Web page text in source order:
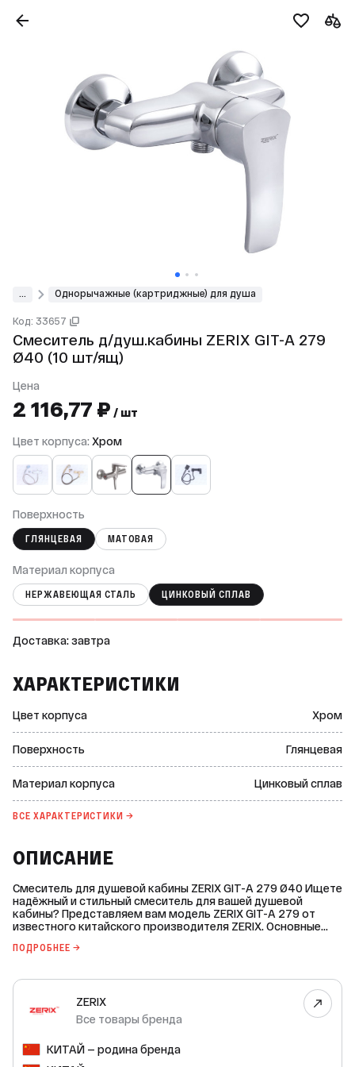
Однорычажные (картриджные) для душа
Код: 33657
Смеситель д/душ.кабины ZERIX GIT-A 279
Ø40 (10 шт/ящ)
Цена
2 116,77 ₽ / шт
Цвет корпуса: Хром
Поверхность
ГЛЯНЦЕВАЯ МАТОВАЯ
Материал корпуса
НЕРЖАВЕЮЩАЯ СТАЛЬ ЦИНКОВЫЙ СПЛАВ
Доставка: завтра
ХАРАКТЕРИСТИКИ
Цвет корпуса Хром
Поверхность Глянцевая
Материал корпуса Цинковый сплав
ВСЕ ХАРАКТЕРИСТИКИ →
ОПИСАНИЕ
Смеситель для душевой кабины ZERIX GIT-A 279 Ø40 Ищете
надёжный и стильный смеситель для вашей душевой
кабины? Представляем вам модель ZERIX GIT-A 279 от
известного китайского производителя ZERIX. Основные
(картриджное). * Материал корпуса: цинковый сплав. * Цвет
стену. * Душевой гарнитур в комплекте: да (шланг и лейка).
* Длина душевого шланга: 1500 мм. * Исполнение душевого
шланга: металлический. * Защита от перекручивания: да. *
Диаметр подключения подвода воды: 1/2" х 1/2". * Диаметр
хромированный корпус, который гармонично впишется в
любой интерьер. * Надёжный керамический картридж
ПОДРОБНЕЕ →
ZERIX
Все товары бренда
КИТАЙ — родина бренда